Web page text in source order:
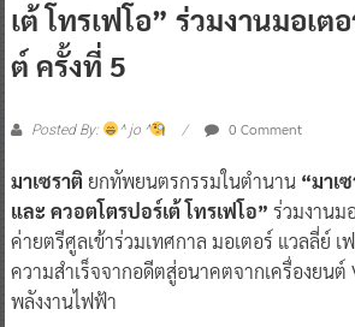
เต้ โทรเฟโอ” ร่วมงานมอเต
ต์ ครั้งที่ 5
Posted By: ^ jo ^ 0 Comment
มาเซราติ ยกทัพยนตรกรรมในตำนาน“มาเซ
และ ควอตโตรปอร์เต้ โทรเฟโอ” ร่วมงานม
ค่ายตรีศูลเข้าร่วมเทศกาล มอเตอร์ แวลลี่ย์ เ
ความสำเร็จจากอดีตสู่อนาคตจากเครื่องยน
พลังงานไฟฟ้า